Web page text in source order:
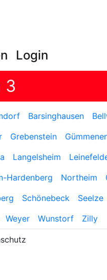
Login
3
Barsinghausen
Grebenstein
Langelsheim
Hardenberg Northeim
Schönebeck Seelze
Weyer Wunstorf Zilly